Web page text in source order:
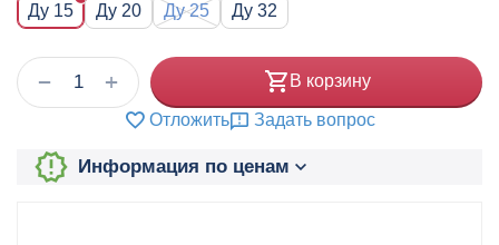
Ду 15
Ду 20 Ду 25 Ду 32
+
− В корзину
Отложить Задать вопрос
Информация по ценам